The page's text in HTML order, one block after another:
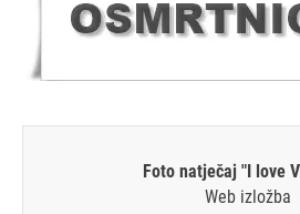
Foto natječaj "I love
Web izložba